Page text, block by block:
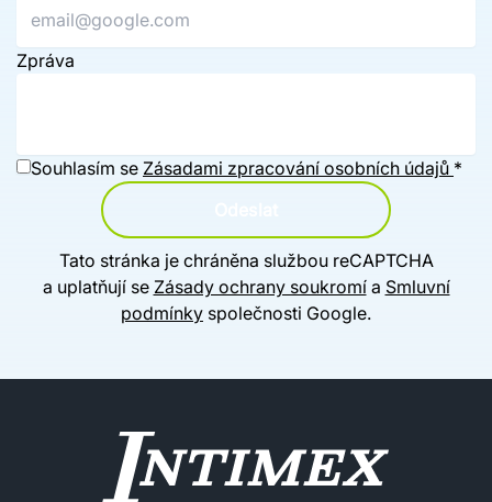
Zpráva
Souhlasím se Zásadami zpracování osobních údajů *
Tato stránka je chráněna službou reCAPTCHA
a uplatňují se Zásady ochrany soukromía Smluvní
podmínky společnosti Google.